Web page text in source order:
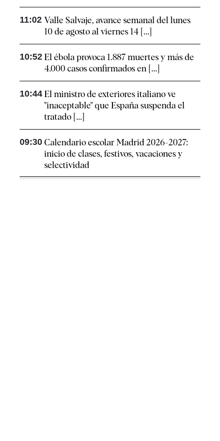
11:02 Valle Salvaje, avance semanal del lunes
10 de agosto al viernes 14 [...]
10:52 El ébola provoca 1.887 muertes y más de
4.000 casos confirmados en [...]
10:44 El ministro de exteriores italiano ve
"inaceptable" que España suspenda el
tratado [...]
09:30 Calendario escolar Madrid 2026-2027:
inicio de clases, festivos, vacaciones y
selectividad